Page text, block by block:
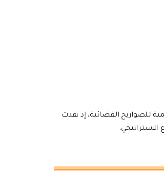
للصواريخ الفضائية، إذ نفذت